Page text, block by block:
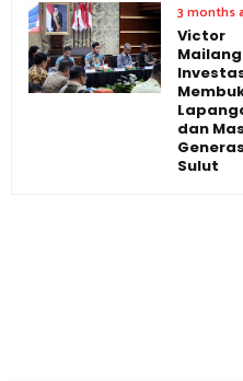
3 months
Victor
dan
Sulut